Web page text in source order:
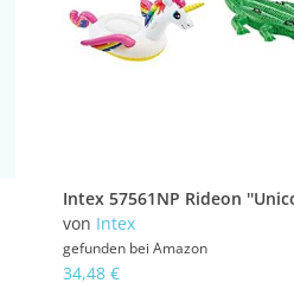
von Intex
gefunden bei Amazon
34,48 €